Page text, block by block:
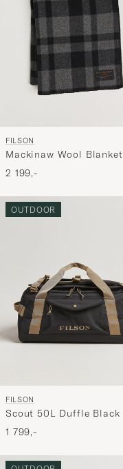
FILSON
Mackinaw Wool Blanket
Charcoal
2 199,-
OUTDOOR
FILSON
Scout 50L Duffle Black
1 799,-